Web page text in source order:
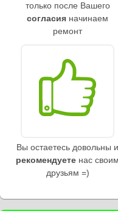
только после Вашего
согласия начинаем
ремонт
Вы остаетесь довольны и
рекомендуете нас своим
друзьям =)